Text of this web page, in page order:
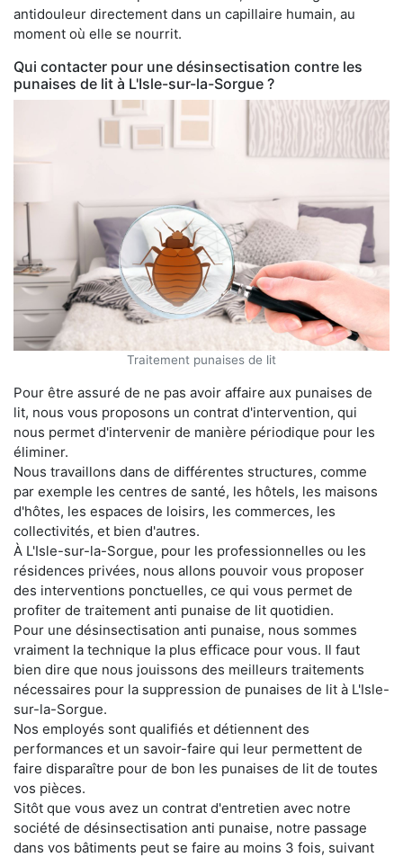
antidouleur directement dans un capillaire humain, au
moment où elle se nourrit.
Qui contacter pour une désinsectisation contre les
punaises de lit à L'Isle-sur-la-Sorgue ?
Traitement punaises de lit
Pour être assuré de ne pas avoir affaire aux punaises de
lit, nous vous proposons un contrat d'intervention, qui
nous permet d'intervenir de manière périodique pour les
éliminer.
Nous travaillons dans de différentes structures, comme
par exemple les centres de santé, les hôtels, les maisons
d'hôtes, les espaces de loisirs, les commerces, les
collectivités, et bien d'autres.
À L'Isle-sur-la-Sorgue, pour les professionnelles ou les
résidences privées, nous allons pouvoir vous proposer
des interventions ponctuelles, ce qui vous permet de
profiter de traitement anti punaise de lit quotidien.
Pour une désinsectisation anti punaise, nous sommes
vraiment la technique la plus efficace pour vous. Il faut
bien dire que nous jouissons des meilleurs traitements
nécessaires pour la suppression de punaises de lit à L'Isle-
sur-la-Sorgue.
Nos employés sont qualifiés et détiennent des
performances et un savoir-faire qui leur permettent de
faire disparaître pour de bon les punaises de lit de toutes
vos pièces.
Sitôt que vous avez un contrat d'entretien avec notre
société de désinsectisation anti punaise, notre passage
dans vos bâtiments peut se faire au moins 3 fois, suivant